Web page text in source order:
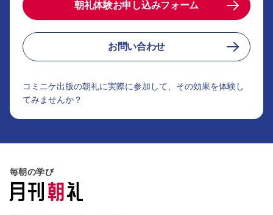
朝礼体験お申し込みフォーム
お問い合わせ
コミニケ出版の朝礼に実際に参加して、その効果を体験し
てみませんか？
毎朝の学び